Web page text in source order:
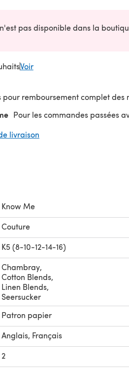
pas disponible dans la
Voir
pour remboursement complet des
Pour les commandes passées
livraison
Know Me
Couture
K5 (8-10-12-14-16)
Chambray,
Cotton Blends,
Linen Blends,
Seersucker
Patron papier
Anglais, Français
2